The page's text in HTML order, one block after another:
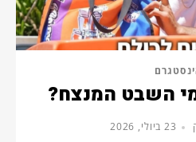
השבט המנצח?
23 ביולי, 2026